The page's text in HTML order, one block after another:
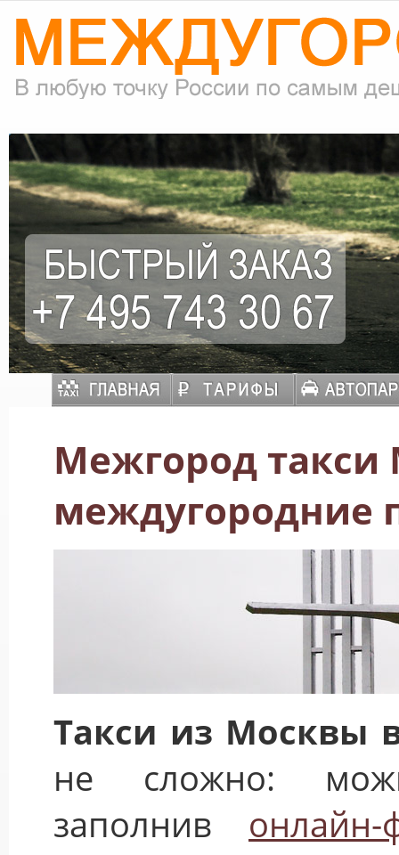
Межгород такси
междугородние
Такси из Москвы
не сложно:
заполнив